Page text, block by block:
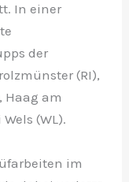
In einer
der
(RI),
Haag am
(WL).
im